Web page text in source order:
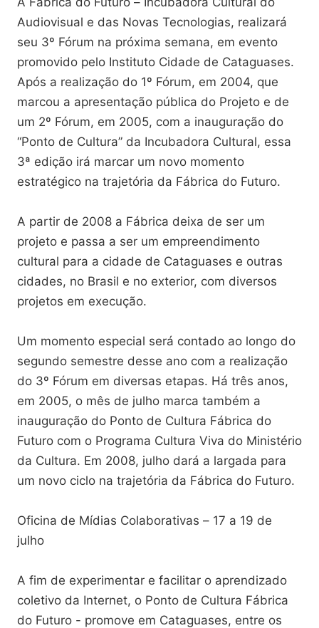
Audiovisual e das Novas Tecnologias, realizará
seu 3º Fórum na próxima semana, em evento
promovido pelo Instituto Cidade de Cataguases.
Após a realização do 1º Fórum, em 2004, que
marcou a apresentação pública do Projeto e de
um 2º Fórum, em 2005, com a inauguração do
“Ponto de Cultura” da Incubadora Cultural, essa
3ª edição irá marcar um novo momento
estratégico na trajetória da Fábrica do Futuro.
A partir de 2008 a Fábrica deixa de ser um
projeto e passa a ser um empreendimento
cultural para a cidade de Cataguases e outras
cidades, no Brasil e no exterior, com diversos
projetos em execução.
Um momento especial será contado ao longo do
segundo semestre desse ano com a realização
do 3º Fórum em diversas etapas. Há três anos,
em 2005, o mês de julho marca também a
inauguração do Ponto de Cultura Fábrica do
Futuro com o Programa Cultura Viva do Ministério
da Cultura. Em 2008, julho dará a largada para
um novo ciclo na trajetória da Fábrica do Futuro.
Oficina de Mídias Colaborativas – 17 a 19 de
julho
A fim de experimentar e facilitar o aprendizado
coletivo da Internet, o Ponto de Cultura Fábrica
do Futuro - promove em Cataguases, entre os